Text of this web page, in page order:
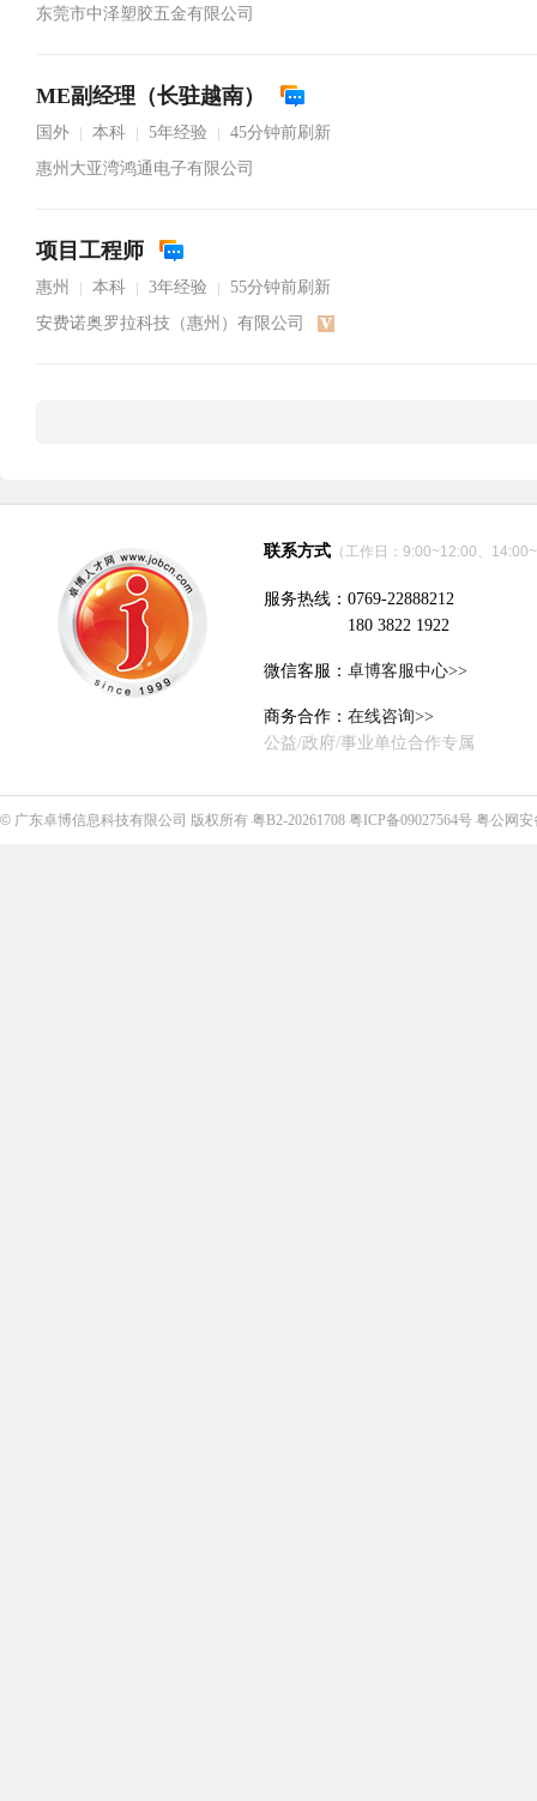
东莞市中泽塑胶五金有限公司
ME副经理（长驻越南）
国外 本科 5年经验
45分钟前刷新
惠州大亚湾鸿通电子有限公司
项目工程师
惠州 本科 3年经验
55分钟前刷新
安费诺奥罗拉科技（惠州）有限公司
联系方式 （工作日：9:00~12:00、
服务热线：0769-22888212
180 3822 1922
微信客服： 卓博客服中心>>
商务合作： 在线咨询>>
公益/政府/事业单位合作专属
© 广东卓博信息科技有限公司 版权所有 粤B2-20261708 粤ICP备09027564号 粤公网安